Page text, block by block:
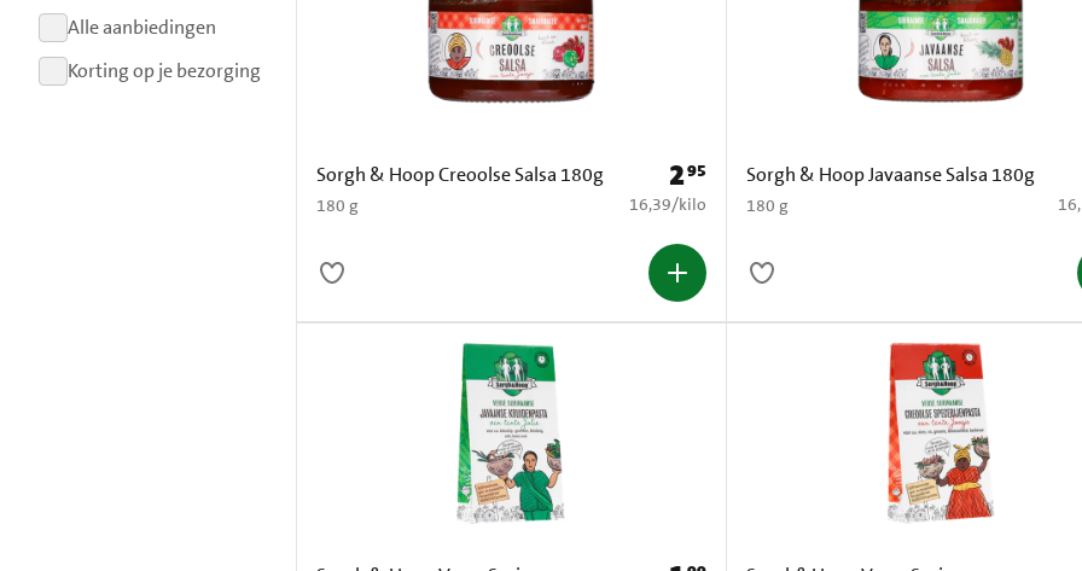
Alle aanbiedingen
resultaten
Korting op je bezorging
Sorgh & Hoop Creoolse Salsa 180g
180 g
Prijs: € 2,95
295
€ 16,39 per kilo
16,39/kilo
Sorgh & Hoop Javaanse Salsa 180g
180 g
€